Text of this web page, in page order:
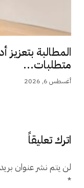
المطالبة
متطلبات...
أغسطس 6, 2026
اترك تعليقاً
لن يتم نشر عنوان
*